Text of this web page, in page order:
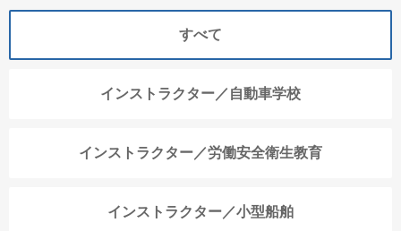
すべて
インストラクター／自動車学校
インストラクター／労働安全衛生教育
インストラクター／小型船舶